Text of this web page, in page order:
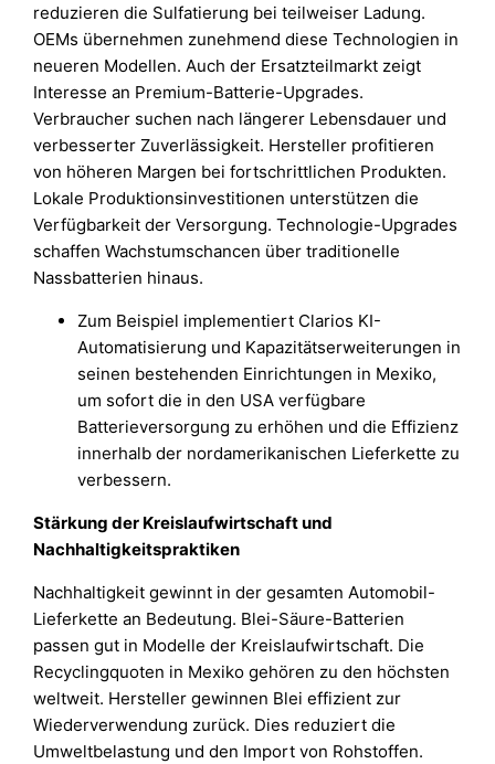
reduzieren die Sulfatierung bei teilweiser Ladung.
OEMs übernehmen zunehmend diese Technologien in
neueren Modellen. Auch der Ersatzteilmarkt zeigt
Interesse an Premium-Batterie-Upgrades.
Verbraucher suchen nach längerer Lebensdauer und
verbesserter Zuverlässigkeit. Hersteller profitieren
von höheren Margen bei fortschrittlichen Produkten.
Lokale Produktionsinvestitionen unterstützen die
Verfügbarkeit der Versorgung. Technologie-Upgrades
schaffen Wachstumschancen über traditionelle
Nassbatterien hinaus.
Zum Beispiel implementiert Clarios KI-
Automatisierung und Kapazitätserweiterungen in
seinen bestehenden Einrichtungen in Mexiko,
um sofort die in den USA verfügbare
Batterieversorgung zu erhöhen und die Effizienz
innerhalb der nordamerikanischen Lieferkette zu
verbessern.
Stärkung der Kreislaufwirtschaft und
Nachhaltigkeitspraktiken
Nachhaltigkeit gewinnt in der gesamten Automobil-
Lieferkette an Bedeutung. Blei-Säure-Batterien
passen gut in Modelle der Kreislaufwirtschaft. Die
Recyclingquoten in Mexiko gehören zu den höchsten
weltweit. Hersteller gewinnen Blei effizient zur
Wiederverwendung zurück. Dies reduziert die
Umweltbelastung und den Import von Rohstoffen.